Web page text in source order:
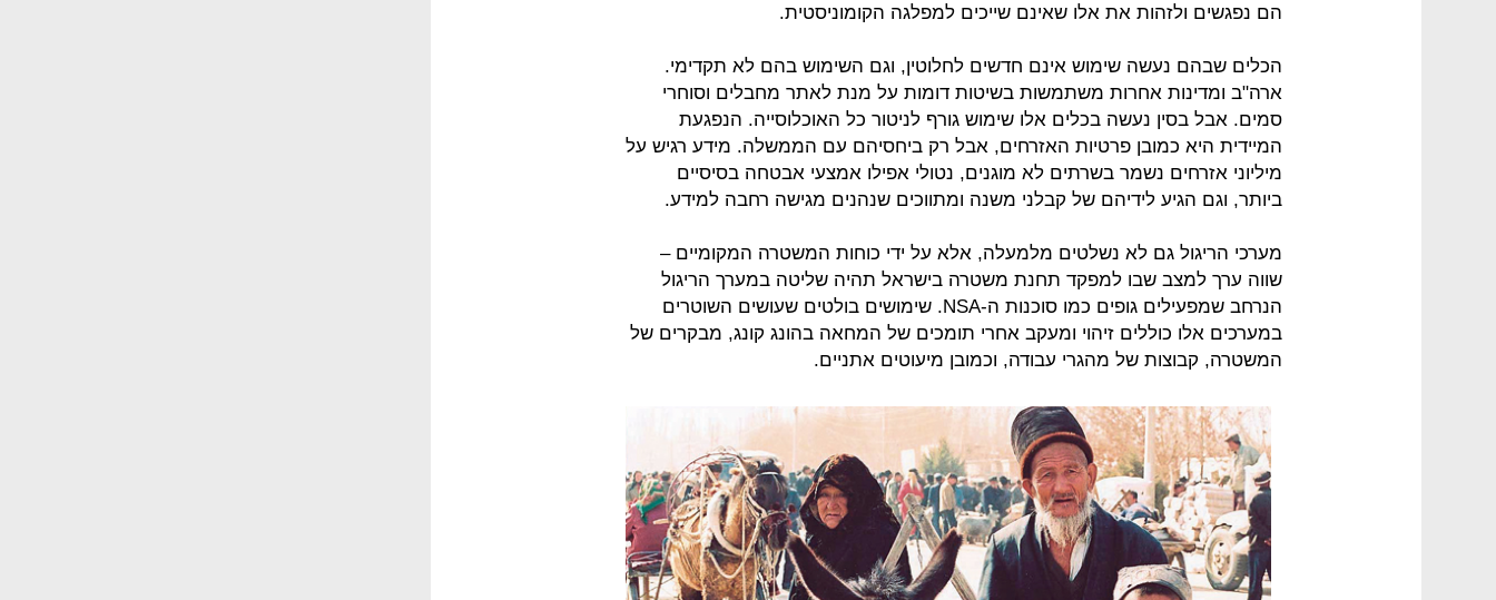
הם נפגשים ולזהות את אלו שאינם שייכים למפלגה הקומוניסטית.
הכלים שבהם נעשה שימוש אינם חדשים לחלוטין, וגם השימוש בהם לא תקדימי.
ארה"ב ומדינות אחרות משתמשות בשיטות דומות על מנת לאתר מחבלים וסוחרי
סמים. אבל בסין נעשה בכלים אלו שימוש גורף לניטור כל האוכלוסייה. הנפגעת
המיידית היא כמובן פרטיות האזרחים, אבל רק ביחסיהם עם הממשלה. מידע רגיש על
מיליוני אזרחים נשמר בשרתים לא מוגנים, נטולי אפילו אמצעי אבטחה בסיסיים
ביותר, וגם הגיע לידיהם של קבלני משנה ומתווכים שנהנים מגישה רחבה למידע.
מערכי הריגול גם לא נשלטים מלמעלה, אלא על ידי כוחות המשטרה המקומיים –
שווה ערך למצב שבו למפקד תחנת משטרה בישראל תהיה שליטה במערך הריגול
הנרחב שמפעילים גופים כמו סוכנות ה-NSA. שימושים בולטים שעושים השוטרים
במערכים אלו כוללים זיהוי ומעקב אחרי תומכים של המחאה בהונג קונג, מבקרים של
המשטרה, קבוצות של מהגרי עבודה, וכמובן מיעוטים אתניים.